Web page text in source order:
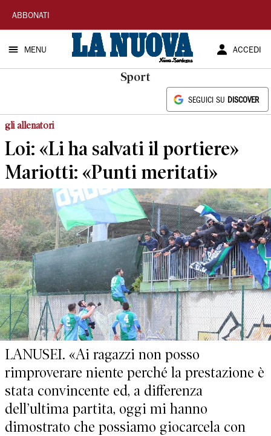
La
Nuova
Sardegna
ABBONATI
MENU ACCEDI
Sport
SEGUICI SU DISCOVER
gli allenatori
Loi: «Li ha salvati il portiere»
Mariotti: «Punti meritati»
LANUSEI. «Ai ragazzi non posso
rimproverare niente perché la prestazione è
stata convincente ed, a differenza
dell’ultima partita, oggi mi hanno
dimostrato che possiamo giocarcela con